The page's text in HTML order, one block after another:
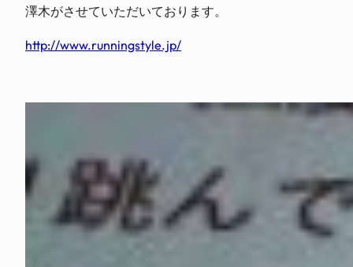
澤木がさせていただいております。
http://www.runningstyle.jp/